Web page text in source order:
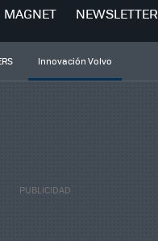
MAGNET NEWSLETTER
Innovación Volvo